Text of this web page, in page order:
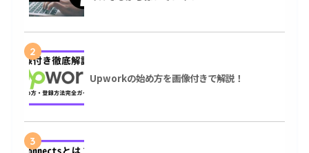
2
Upworkの始め方を画像付きで解説！
3